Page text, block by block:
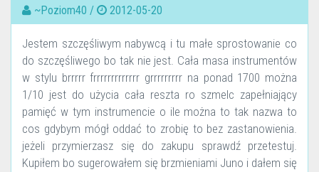
~Poziom40 / 2012-05-20
Jestem szczęśliwym nabywcą i tu małe sprostowanie co
do szczęśliwego bo tak nie jest. Cała masa instrumentów
w stylu brrrrr frrrrrrrrrrrrr grrrrrrrrr na ponad 1700 można
1/10 jest do użycia cała reszta ro szmelc zapełniający
pamięć w tym instrumencie o ile można to tak nazwa to
cos gdybym mógł oddać to zrobię to bez zastanowienia.
jeżeli przymierzasz się do zakupu sprawdź przetestuj.
Kupiłem bo sugerowałem się brzmieniami Juno i dałem się